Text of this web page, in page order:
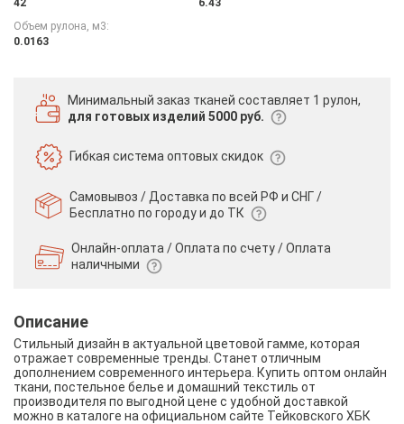
Объем рулона, м3:
0.0163
Минимальный заказ тканей составляет 1 рулон,
для готовых изделий 5000 руб.
Гибкая системаоптовых скидок
Самовывоз / Доставка по всей РФ и СНГ /
Бесплатно по городу и до ТК
Онлайн-оплата / Оплата по счету /Оплата
наличными
Описание
Стильный дизайн в актуальной цветовой гамме, которая
отражает современные тренды. Станет отличным
дополнением современного интерьера. Купить оптом онлайн
ткани, постельное белье и домашний текстиль от
производителя по выгодной цене с удобной доставкой
можно в каталоге на официальном сайте Тейковского ХБК